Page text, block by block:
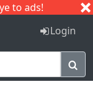
to ads!
I J
Login